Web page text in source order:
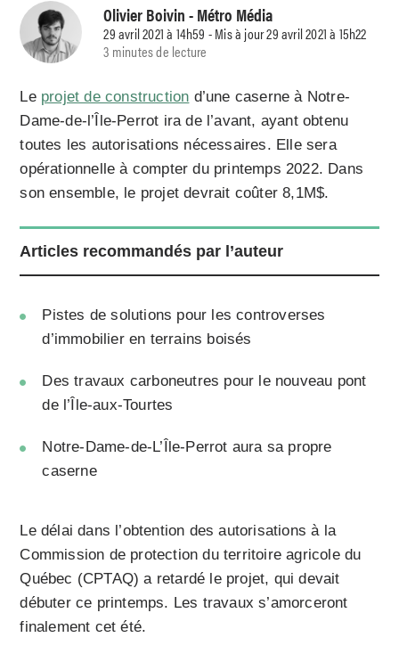
Olivier Boivin- Métro Média
29 avril 2021 à 14h59 - Mis à jour 29 avril 2021 à 15h22
3 minutes de lecture
Le projet de construction d’une caserne à Notre-
Dame-de-l’Île-Perrot ira de l’avant, ayant obtenu
toutes les autorisations nécessaires. Elle sera
opérationnelle à compter du printemps 2022. Dans
son ensemble, le projet devrait coûter 8,1M$.
Articles recommandés par l’auteur
Pistes de solutions pour les controverses
d’immobilier en terrains boisés
Des travaux carboneutres pour le nouveau pont
de l’Île-aux-Tourtes
Notre-Dame-de-L’Île-Perrot aura sa propre
caserne
Le délai dans l’obtention des autorisations à la
Commission de protection du territoire agricole du
Québec (CPTAQ) a retardé le projet, qui devait
débuter ce printemps. Les travaux s’amorceront
finalement cet été.